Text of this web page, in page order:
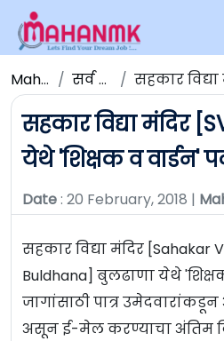
Maha NMK सर्व जाहिराती सहकार विद्या मंदिर
सहकार विद्या मंदिर
येथे 'शिक्षक व वार्डन'
Date: 20 February, 2018 |
सहकार विद्या मंदिर [Sahakar
Buldhana] बुलढाणा येथे
जागांसाठी पात्र
असून ई-मेल करण्याचा अंतिम